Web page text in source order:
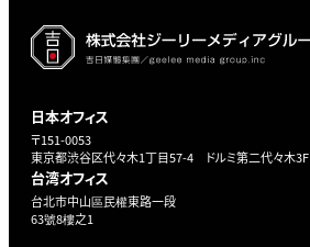
日本オフィス
〒151-0053
東京都渋谷区代々木1丁目57-4 ドルミ第二代々木3F
台湾オフィス
台北市中山區民權東路一段
63號8樓之1